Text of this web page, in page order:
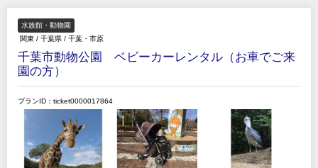
水族館・動物園
関東 / 千葉県 / 千葉・市原
千葉市動物公園 ベビーカーレンタル（お車でご来
園の方）
プランID：ticket0000017864